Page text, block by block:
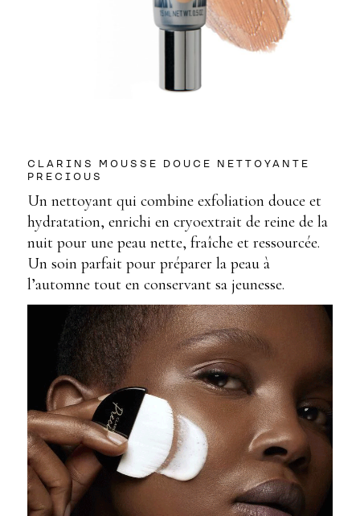
CLARINS MOUSSE DOUCE NETTOYANTE
PRECIOUS
Un nettoyant qui combine exfoliation douce et
hydratation, enrichi en cryoextrait de reine de la
nuit pour une peau nette, fraîche et ressourcée.
Un soin parfait pour préparer la peau à
l’automne tout en conservant sa jeunesse.